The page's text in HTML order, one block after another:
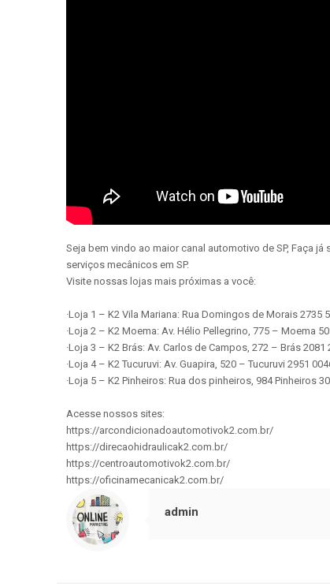
Seja bem vindo ao maior canal automotivo de SP, Faça
serviços mecânicos em SP.
Visite nossas lojas mais próximas a você:
·Loja 1 – K2 Vila Mariana: Rua Domingos de Morais 2735
·Loja 2 – K2 Moema: Av. Hélio Pellegrino, 775 – Moema
·Loja 3 – K2 Brás: Av. Carlos de Campos, 272 – Brás
·Loja 4 – K2 Tucuruvi: Av. Guapira, 520 – Tucuruvi 2951
·Loja 5 – K2 Pinheiros: Rua dos pinheiros, 984 Pinheiros
Acesse nossos sites:
https://arcondicionadoautomotivok2.com.br/
https://direcaohidraulicak2.com.br/
https://centroautomotivok2.com.br/
https://oficinamecanicak2.com.br/
admin